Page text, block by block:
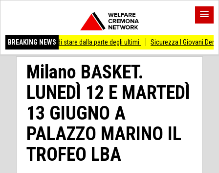
BREAKING NEWS
di stare dalla parte degli ultimi Sicurezza I Giovani Democratici
Milano BASKET.
LUNEDÌ 12 E MARTEDÌ
13 GIUGNO A
PALAZZO MARINO IL
TROFEO LBA